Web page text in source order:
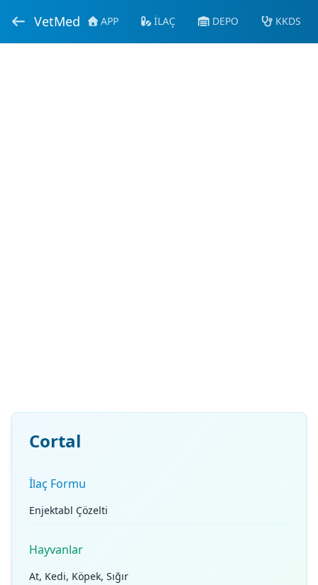
VetMed APP İLAÇ DEPO KKDS
Cortal
İlaç Formu
Enjektabl Çözelti
Hayvanlar
At, Kedi, Köpek, Sığır